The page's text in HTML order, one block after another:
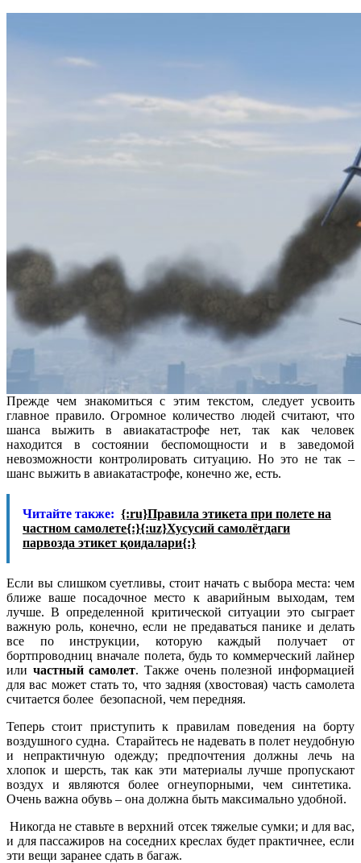
Прежде чем знакомиться с этим текстом, следует усвоить
главное правило. Огромное количество людей считают, что
шанса выжить в авиакатастрофе нет, так как человек
находится в состоянии беспомощности и в заведомой
невозможности контролировать ситуацию. Но это не так –
шанс выжить в авиакатастрофе, конечно же, есть.
Читайте также: {:ru}Правила этикета при полете на
частном самолете{:}{:uz}Хусусий самолётдаги
парвозда этикет қоидалари{:}
Если вы слишком суетливы, стоит начать с выбора места: чем
ближе ваше посадочное место к аварийным выходам, тем
лучше. В определенной критической ситуации это сыграет
важную роль, конечно, если не предаваться панике и делать
все по инструкции, которую каждый получает от
бортпроводниц вначале полета, будь то коммерческий лайнер
или частный самолет. Также очень полезной информацией
для вас может стать то, что задняя (хвостовая) часть самолета
считается более безопасной, чем передняя.
Теперь стоит приступить к правилам поведения на борту
воздушного судна. Старайтесь не надевать в полет неудобную
и непрактичную одежду; предпочтения должны лечь на
хлопок и шерсть, так как эти материалы лучше пропускают
воздух и являются более огнеупорными, чем синтетика.
Очень важна обувь – она должна быть максимально удобной.
Никогда не ставьте в верхний отсек тяжелые сумки; и для вас,
и для пассажиров на соседних креслах будет практичнее, если
эти вещи заранее сдать в багаж.